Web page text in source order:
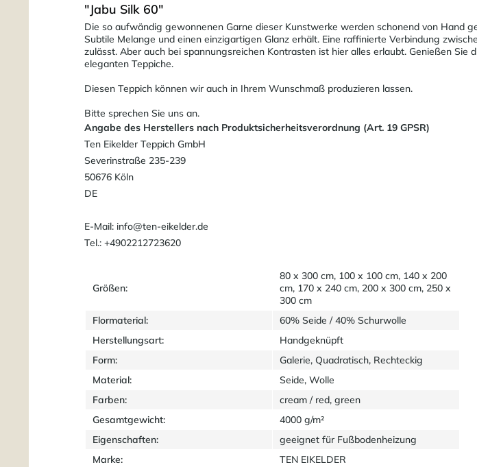
"Jabu Silk 60"
Die so aufwändig gewonnenen Garne dieser Kunstwerke werden schonend von Hand
Subtile Melange und einen einzigartigen Glanz erhält. Eine raffinierte Verbindung
zulässt. Aber auch bei spannungsreichen Kontrasten ist hier alles erlaubt. Genießen
eleganten Teppiche.
Diesen Teppich können wir auch in Ihrem Wunschmaß produzieren lassen.
Bitte sprechen Sie uns an.
Angabe des Herstellers nach Produktsicherheitsverordnung (Art. 19 GPSR)
Ten Eikelder Teppich GmbH
Severinstraße 235-239
50676 Köln
DE
E-Mail: info@ten-eikelder.de
Tel.: +4902212723620
Größen:
80 x 300 cm, 100 x 100 cm, 140 x 200
cm, 170 x 240 cm, 200 x 300 cm, 250 x
300 cm
Flormaterial:
60% Seide / 40% Schurwolle
Herstellungsart:
Handgeknüpft
Form:
Galerie, Quadratisch, Rechteckig
Material:
Seide, Wolle
Farben:
cream / red, green
Gesamtgewicht:
4000 g/m²
Eigenschaften:
geeignet für Fußbodenheizung
Marke:
TEN EIKELDER